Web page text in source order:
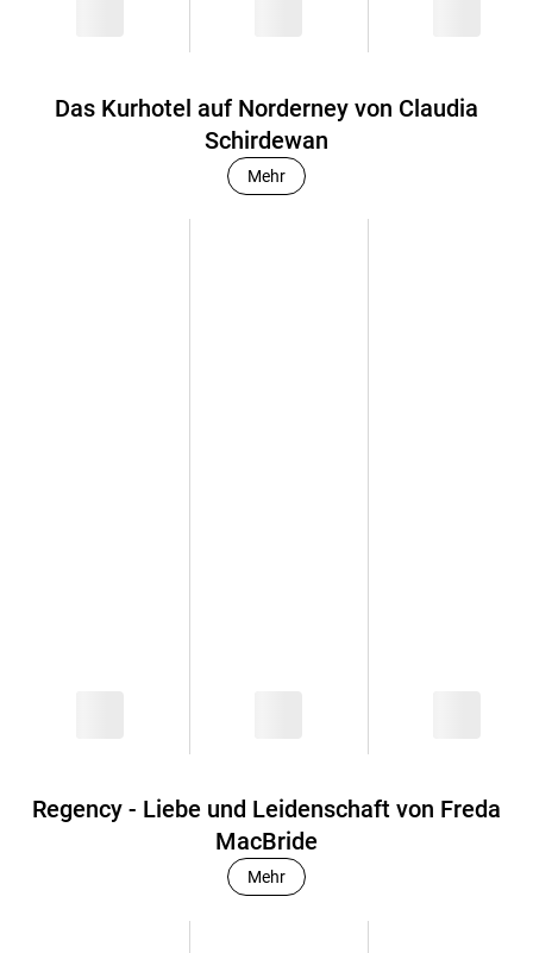
Das Kurhotel auf Norderney von Claudia
Schirdewan
Mehr
Regency - Liebe und Leidenschaft von Freda
MacBride
Mehr